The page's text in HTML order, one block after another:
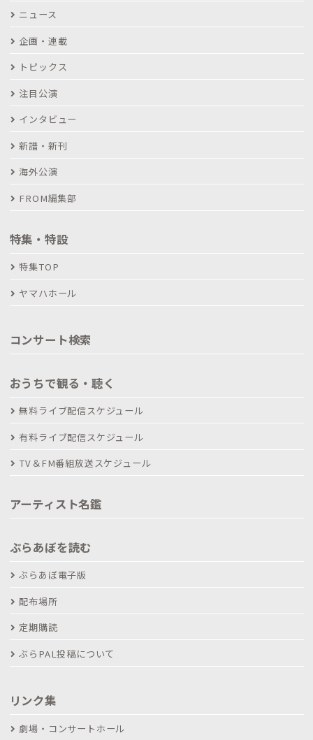
ニュース
企画・連載
トピックス
注目公演
インタビュー
新譜・新刊
海外公演
FROM編集部
特集・特設
特集TOP
ヤマハホール
コンサート検索
おうちで観る・聴く
無料ライブ配信スケジュール
有料ライブ配信スケジュール
TV＆FM番組放送スケジュール
アーティスト名鑑
ぶらあぼを読む
ぶらあぼ電子版
配布場所
定期購読
ぶらPAL投稿について
リンク集
劇場・コンサートホール